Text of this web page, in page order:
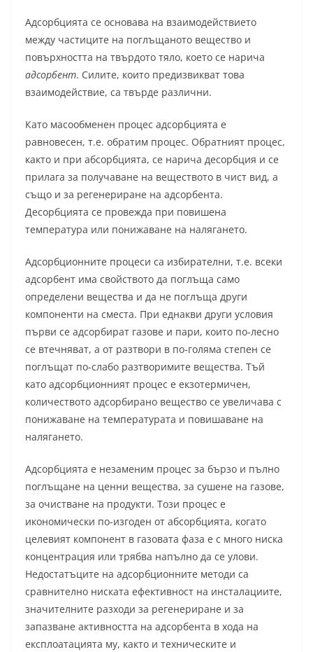
Адсорбцията се основава на взаимодействието
между частиците на поглъщаното вещество и
повърхността на твърдото тяло, което се нарича
адсорбент. Силите, които предизвикват това
взаимодействие, са твърде различни.
Като масообменен процес адсорбцията е
равновесен, т.е. обратим процес. Обратният процес,
както и при абсорбцията, се нарича десорбция и се
прилага за получаване на веществото в чист вид, а
също и за регенериране на адсорбента.
Десорбцията се провежда при повишена
температура или понижаване на налягането.
Адсорбционните процеси са избирателни, т.е. всеки
адсорбент има свойството да поглъща само
определени вещества и да не поглъща други
компоненти на сместа. При еднакви други условия
първи се адсорбират газове и пари, които по-лесно
се втечняват, а от разтвори в по-голяма степен се
поглъщат по-слабо разтворимите вещества. Тъй
като адсорбционният процес е екзотермичен,
количеството адсорбирано вещество се увеличава с
понижаване на температурата и повишаване на
налягането.
Адсорбцията е незаменим процес за бързо и пълно
поглъщане на ценни вещества, за сушене на газове,
за очистване на продукти. Този процес е
икономически по-изгоден от абсорбцията, когато
целевият компонент в газовата фаза е с много ниска
концентрация или трябва напълно да се улови.
Недостатъците на адсорбционните методи са
сравнително ниската ефективност на инсталациите,
значителните разходи за регенериране и за
запазване активността на адсорбента в хода на
експлоатацията му, както и техническите и